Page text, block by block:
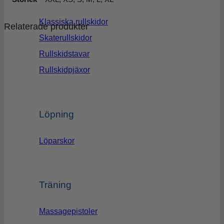
Klassiska rullskidor
Skaterullskidor
Rullskidstavar
Rullskidpjäxor
Löpning
Löparskor
Träning
Massagepistoler
Relaterade produkter